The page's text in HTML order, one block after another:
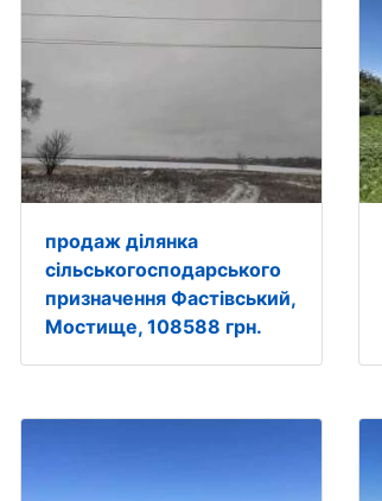
продаж ділянка
сільськогосподарського
призначення Фастівський,
Мостище, 108588 грн.